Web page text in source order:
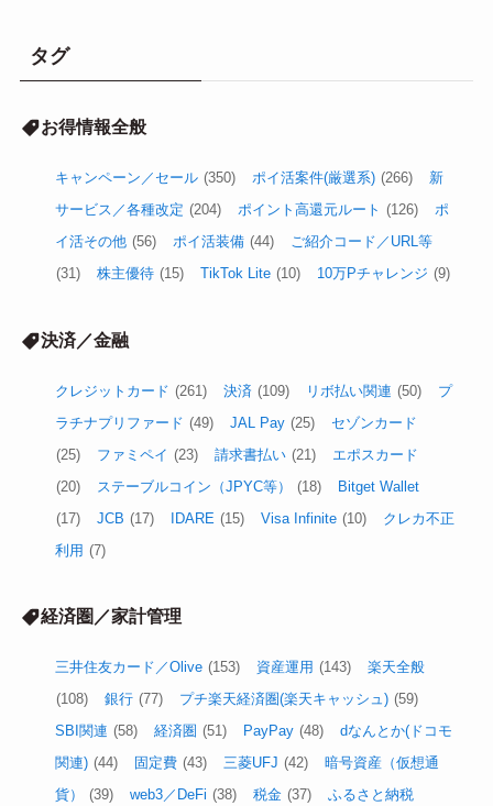
タグ
お得情報全般
キャンペーン／セール (350) ポイ活案件(厳選系) (266)
新
サービス／各種改定 (204) ポイント高還元ルート (126)
ポ
イ活その他 (56) ポイ活装備 (44)
ご紹介コード／URL等
(31)
株主優待 (15) TikTok Lite (10) 10万Pチャレンジ (9)
決済／金融
クレジットカード (261) 決済 (109) リボ払い関連 (50)
プ
ラチナプリファード (49) JAL Pay (25)
セゾンカード
(25)
ファミペイ (23) 請求書払い (21)
エポスカード
(20)
ステーブルコイン（JPYC等） (18)
Bitget Wallet
(17)
JCB (17) IDARE (15) Visa Infinite (10)
クレカ不正
利用 (7)
経済圏／家計管理
三井住友カード／Olive (153) 資産運用 (143)
楽天全般
(108)
銀行 (77) プチ楽天経済圏(楽天キャッシュ) (59)
SBI関連 (58) 経済圏 (51) PayPay (48)
dなんとか(ドコモ
関連) (44) 固定費 (43) 三菱UFJ (42)
暗号資産（仮想通
貨）
(39) web3／DeFi (38) 税金 (37)
ふるさと納税